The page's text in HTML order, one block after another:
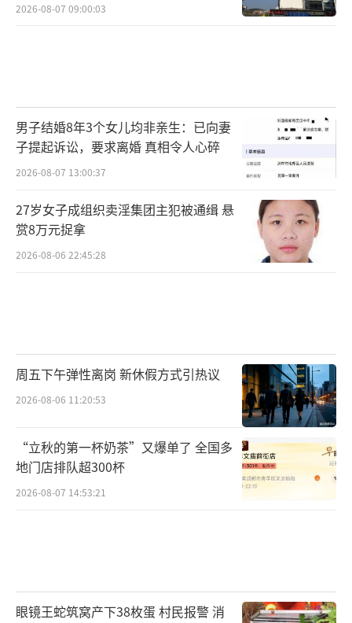
2026-08-07 09:00:03
男子结婚8年3个女儿均非亲生：已向妻
子提起诉讼，要求离婚 真相令人心碎
2026-08-07 13:00:37
27岁女子成组织卖淫集团主犯被通缉 悬
赏8万元捉拿
2026-08-06 22:45:28
周五下午弹性离岗 新休假方式引热议
2026-08-06 11:20:53
“立秋的第一杯奶茶”又爆单了 全国多
地门店排队超300杯
2026-08-07 14:53:21
眼镜王蛇筑窝产下38枚蛋 村民报警 消